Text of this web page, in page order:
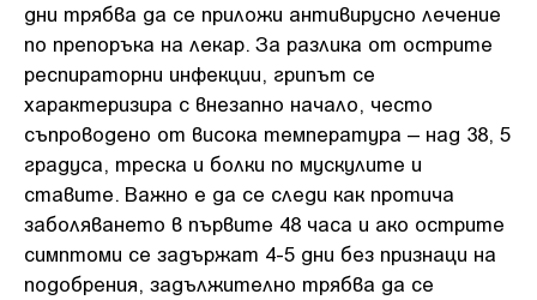
дни трябва да се приложи антивирусно лечение
по препоръка на лекар. За разлика от острите
респираторни инфекции, грипът се
характеризира с внезапно начало, често
съпроводено от висока температура – над 38, 5
градуса, треска и болки по мускулите и
ставите. Важно е да се следи как протича
заболяването в първите 48 часа и ако острите
симптоми се задържат 4-5 дни без признаци на
подобрения, задължително трябва да се